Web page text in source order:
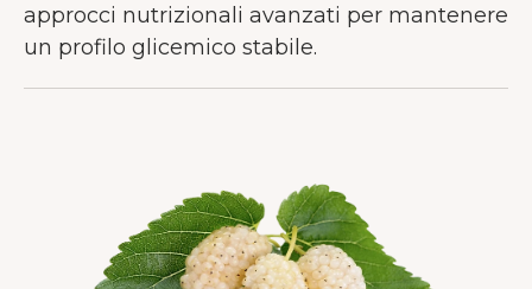
approcci nutrizionali avanzati per mantenere
un profilo glicemico stabile.